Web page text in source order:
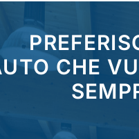
CHE